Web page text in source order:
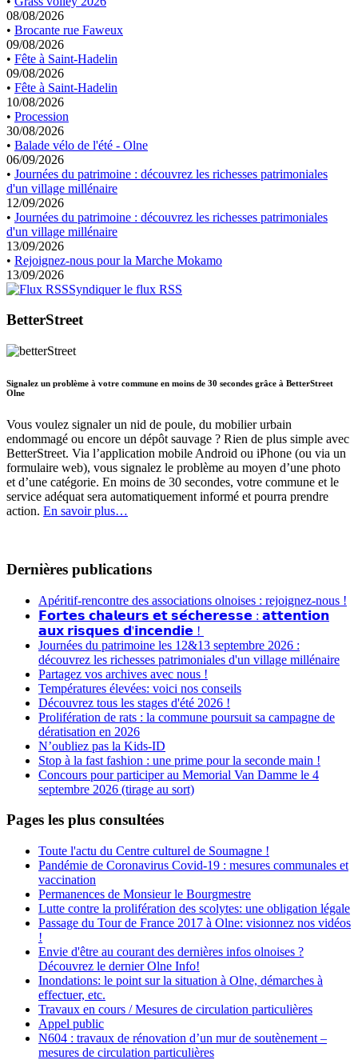
08/08/2026
• Brocante rue Faweux
09/08/2026
• Fête à Saint-Hadelin
09/08/2026
• Fête à Saint-Hadelin
10/08/2026
• Procession
30/08/2026
• Balade vélo de l'été - Olne
06/09/2026
• Journées du patrimoine : découvrez les richesses patrimoniales
d'un village millénaire
12/09/2026
• Journées du patrimoine : découvrez les richesses patrimoniales
d'un village millénaire
13/09/2026
• Rejoignez-nous pour la Marche Mokamo
13/09/2026
Syndiquer le flux RSS
BetterStreet
Signalez un problème à votre commune en moins de 30 secondes grâce à BetterStreet
Olne
Vous voulez signaler un nid de poule, du mobilier urbain
endommagé ou encore un dépôt sauvage ? Rien de plus simple avec
BetterStreet. Via l’application mobile Android ou iPhone (ou via un
formulaire web), vous signalez le problème au moyen d’une photo
et d’une catégorie. En moins de 30 secondes, votre commune et le
service adéquat sera automatiquement informé et pourra prendre
action. En savoir plus…
Dernières publications
Apéritif-rencontre des associations olnoises : rejoignez-nous !
𝗙𝗼𝗿𝘁𝗲𝘀 𝗰𝗵𝗮𝗹𝗲𝘂𝗿𝘀 𝗲𝘁 𝘀𝗲́𝗰𝗵𝗲𝗿𝗲𝘀𝘀𝗲 : 𝗮𝘁𝘁𝗲𝗻𝘁𝗶𝗼𝗻
𝗮𝘂𝘅 𝗿𝗶𝘀𝗾𝘂𝗲𝘀 𝗱'𝗶𝗻𝗰𝗲𝗻𝗱𝗶𝗲 !
Journées du patrimoine les 12&13 septembre 2026 :
découvrez les richesses patrimoniales d'un village millénaire
Partagez vos archives avec nous !
Températures élevées: voici nos conseils
Découvrez tous les stages d'été 2026 !
Prolifération de rats : la commune poursuit sa campagne de
dératisation en 2026
N’oubliez pas la Kids-ID
Stop à la fast fashion : une prime pour la seconde main !
Concours pour participer au Memorial Van Damme le 4
septembre 2026 (tirage au sort)
Pages les plus consultées
Toute l'actu du Centre culturel de Soumagne !
Pandémie de Coronavirus Covid-19 : mesures communales et
vaccination
Permanences de Monsieur le Bourgmestre
Lutte contre la prolifération des scolytes: une obligation légale
Passage du Tour de France 2017 à Olne: visionnez nos vidéos
!
Envie d'être au courant des dernières infos olnoises ?
Découvrez le dernier Olne Info!
Inondations: le point sur la situation à Olne, démarches à
effectuer, etc.
Travaux en cours / Mesures de circulation particulières
Appel public
N604 : travaux de rénovation d’un mur de soutènement –
mesures de circulation particulières